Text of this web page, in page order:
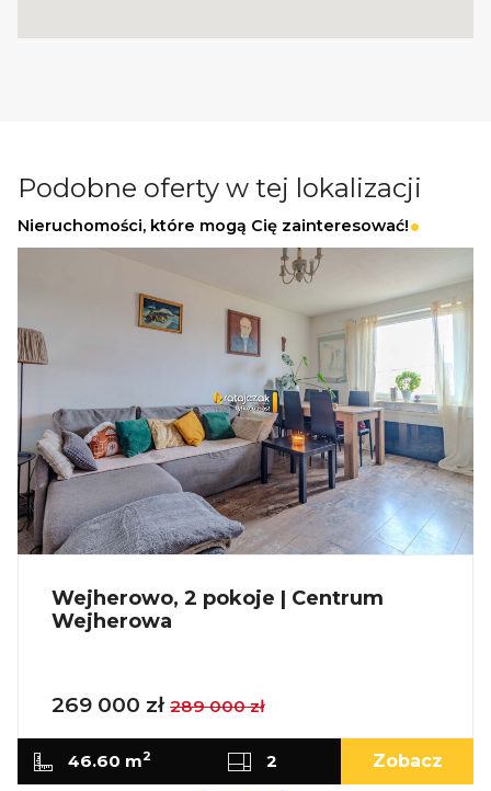
Podobne oferty w tej lokalizacji
Nieruchomości, które mogą Cię zainteresować!
Wejherowo, 2 pokoje | Centrum
Wejherowa
269 000 zł 289 000 zł
46.60 m2 2 Zobacz